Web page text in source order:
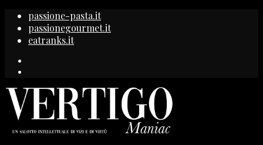
passione-pasta.it
passionegourmet.it
eatranks.it